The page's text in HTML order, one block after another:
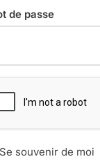
de passe
Se souvenir de moi